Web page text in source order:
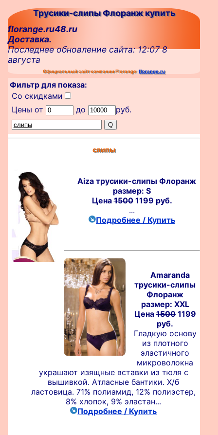
Трусики-слипы Флоранж купить
florange.ru48.ru
Доставка.
Последнее обновление сайта: 12:07 8
августа
Официальный сайт компании Florange:florange.ru
Фильтр для показа:
Со скидками
Цены от
до руб.
слипы
Aiza трусики-слипы Флоранж
размер: S
Цена15001199 руб.
...
Подробнее / Купить
Amaranda
трусики-слипы
Флоранж
размер: XXL
Цена 15001199
руб.
Гладкую основу
из плотного
эластичного
микроволокна
украшают изящные вставки из тюля с
вышивкой. Атласные бантики. Х/б
ластовица. 71% полиамид, 12% полиэстер,
8% хлопок, 9% эластан...
Подробнее / Купить